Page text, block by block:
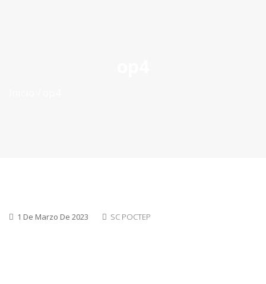
1 De Marzo De 2023 SC POCTEP